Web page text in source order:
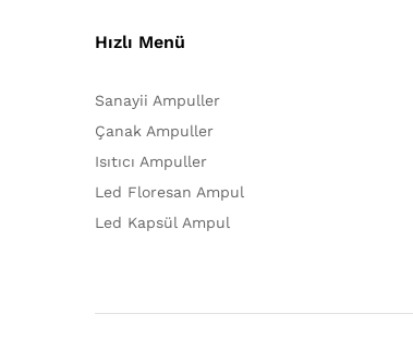
Hızlı Menü
Sanayii Ampuller
Çanak Ampuller
Isıtıcı Ampuller
Led Floresan Ampul
Led Kapsül Ampul